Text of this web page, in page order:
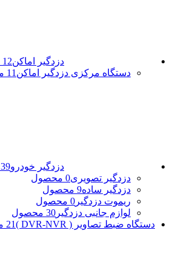
دزدگیر اماکن12 محصول
دستگاه مرکزی دزدگیر اماکن 11 محصول
دزدگیر خودرو39 محصول
دزدگیر تصویری0 محصول
دزدگیر ساده9 محصول
ریموت دزدگیر 0 محصول
لوازم جانبی دزدگیر 30 محصول
دستگاه ضبط تصاویر ( DVR-NVR )
21 محصول